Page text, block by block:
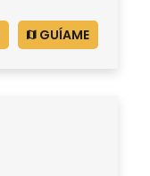
GUÍAME